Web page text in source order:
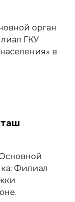
орган
ГКУ
в
Филиал